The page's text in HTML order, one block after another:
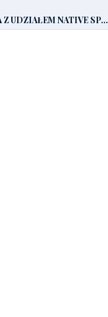
UDZIAŁEM NATIVE SP...